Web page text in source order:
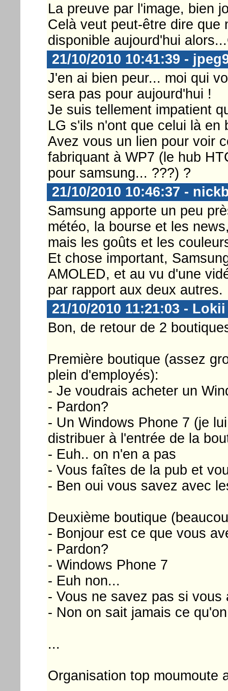
La preuve par l'image, bien
Celà veut peut-être dire que
disponible aujourd'hui
21/10/2010 10:41:39 -
J'en ai bien peur... moi qui
sera pas pour aujourd'hui !
Je suis tellement impatient
LG s'ils n'ont que celui là en
Avez vous un lien pour voir
fabriquant à WP7 (le hub
pour samsung... ???) ?
21/10/2010 10:46:37 -
Samsung apporte un peu
météo, la bourse et les
mais les goûts et les
Et chose important,
AMOLED, et au vu d'une
par rapport aux deux autres.
21/10/2010 11:21:03 - Lokii
Bon, de retour de 2
Première boutique (assez
plein d'employés):
- Je voudrais acheter un
- Pardon?
- Un Windows Phone 7 (je
distribuer à l'entrée de la
- Euh.. on n'en a pas
- Vous faîtes de la pub et
- Ben oui vous savez avec
Deuxième boutique
- Bonjour est ce que vous
- Pardon?
- Windows Phone 7
- Euh non...
- Vous ne savez pas si vous
- Non on sait jamais ce
...
Organisation top moumoute